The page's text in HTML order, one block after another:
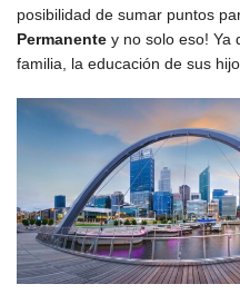
posibilidad de sumar puntos
Permanente y no solo eso! Ya
familia, la educación de sus